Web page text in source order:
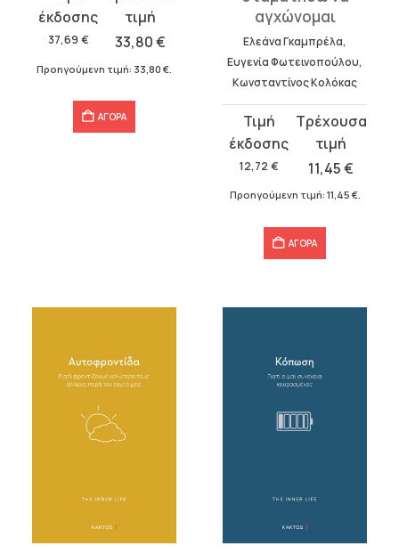
37,69 €
price
was:
37,69 €.
33,80€
τρέχουσα
τιμή
Προηγούμενη τιμή: 33,80 €
ΑΓΟΡΑ
αγχώνομαι
Ελεάνα Γκαμπρέλα,
Ευγενία Φωτεινοπούλου,
Κωνσταντίνος Κολόκας
12,72 €
Original
price
was:
12,72 €.
11,45€
τρέχουσα
τιμή
είναι:
Προηγούμενη τιμή: 11,45 €.
ΑΓΟΡΑ